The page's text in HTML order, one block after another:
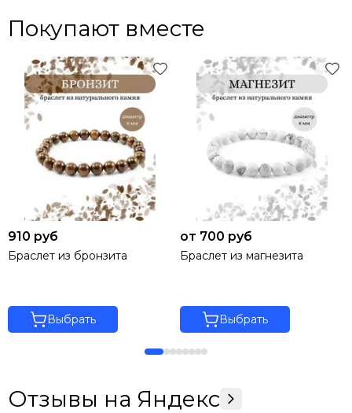
Покупают вместе
910 руб
Браслет из бронзита
Выбрать
от 700 руб
Браслет из магнезита
Выбрать
Отзывы на Яндекс